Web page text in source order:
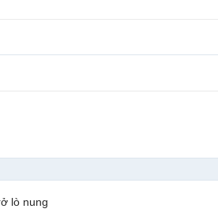
lò nung